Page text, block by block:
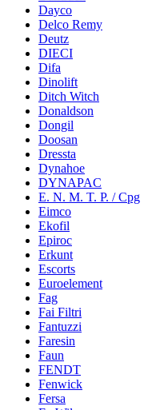
Dayco
Delco Remy
Deutz
DIECI
Difa
Dinolift
Ditch Witch
Donaldson
Dongil
Doosan
Dressta
Dynahoe
DYNAPAC
E. N. M. T. P. / Cpg
Eimco
Ekofil
Epiroc
Erkunt
Escorts
Euroelement
Fag
Fai Filtri
Fantuzzi
Faresin
Faun
FENDT
Fenwick
Fersa